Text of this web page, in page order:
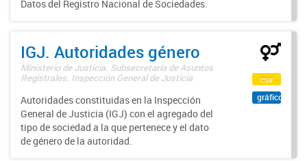
Datos del Registro Nacional de Sociedades.
IGJ. Autoridades género
Ministerio de Justicia. Subsecretaría de Asuntos
Registrales. Inspección General de Justicia
Autoridades constituidas en la Inspección
General de Justicia (IGJ) con el agregado del
tipo de sociedad a la que pertenece y el dato
de género de la autoridad.
csv
gráfico